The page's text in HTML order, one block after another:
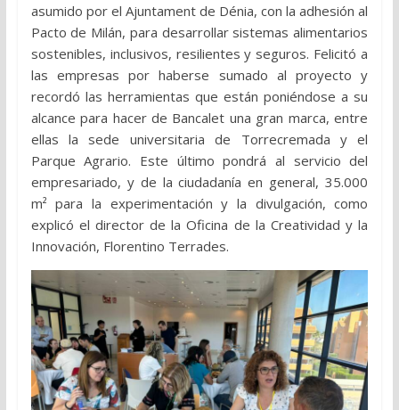
asumido por el Ajuntament de Dénia, con la adhesión al
Pacto de Milán, para desarrollar sistemas alimentarios
sostenibles, inclusivos, resilientes y seguros. Felicitó a
las empresas por haberse sumado al proyecto y
recordó las herramientas que están poniéndose a su
alcance para hacer de Bancalet una gran marca, entre
ellas la sede universitaria de Torrecremada y el
Parque Agrario. Este último pondrá al servicio del
empresariado, y de la ciudadanía en general, 35.000
m² para la experimentación y la divulgación, como
explicó el director de la Oficina de la Creatividad y la
Innovación, Florentino Terrades.